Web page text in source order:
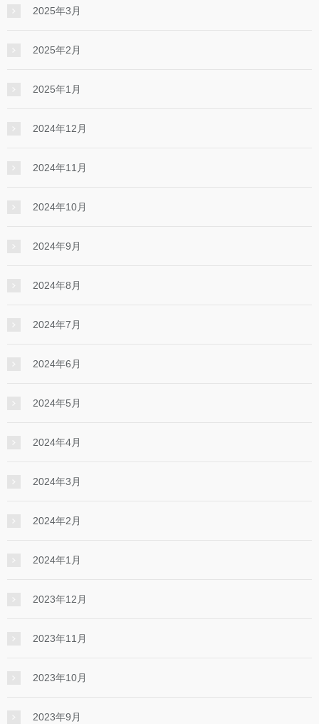
2025年3月
2025年2月
2025年1月
2024年12月
2024年11月
2024年10月
2024年9月
2024年8月
2024年7月
2024年6月
2024年5月
2024年4月
2024年3月
2024年2月
2024年1月
2023年12月
2023年11月
2023年10月
2023年9月